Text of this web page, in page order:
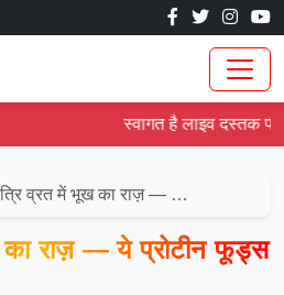
स्वागत है लाइव दस्तक पर!
व्रत में भूख का राज़ — …
का राज़ — ये प्रोटीन फूड्स